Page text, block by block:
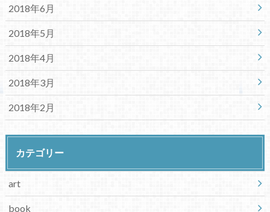
2018年6月
2018年5月
2018年4月
2018年3月
2018年2月
カテゴリー
art
book